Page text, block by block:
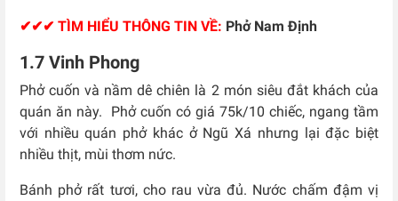
✔✔✔ TÌM HIỂU THÔNG TIN VỀ: Phở Nam Định
1.7 Vinh Phong
Phở cuốn và nầm dê chiên là 2 món siêu đắt khách của
quán ăn này. Phở cuốn có giá 75k/10 chiếc, ngang tầm
với nhiều quán phở khác ở Ngũ Xá nhưng lại đặc biệt
nhiều thịt, mùi thơm nức.
Bánh phở rất tươi, cho rau vừa đủ. Nước chấm đậm vị